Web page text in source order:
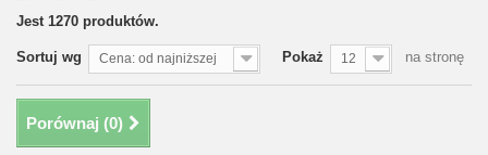
Jest 1270 produktów.
Sortuj wg Cena: od najniższej Pokaż 12 na stronę
Porównaj (0)